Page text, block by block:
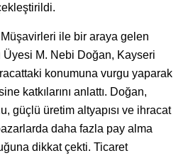
ile bir araya gelen
M. Nebi Doğan, Kayseri
konumuna vurgu yaparak
katkılarını anlattı. Doğan,
güçlü üretim altyapısı ve ihracat
daha fazla pay alma
dikkat çekti. Ticaret